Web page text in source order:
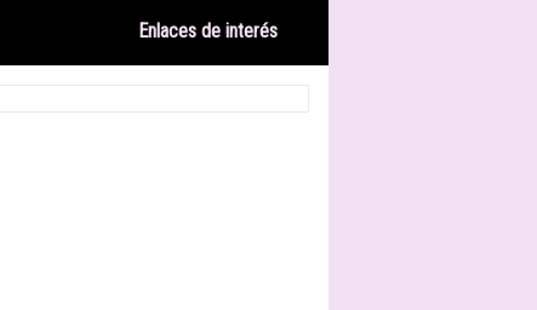
Enlaces de interés